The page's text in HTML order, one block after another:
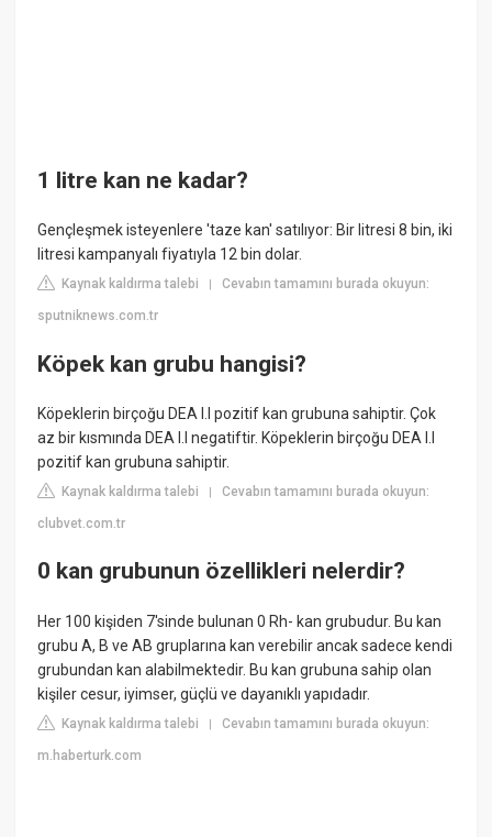
1 litre kan ne kadar?
Gençleşmek isteyenlere 'taze kan' satılıyor: Bir litresi 8 bin, iki
litresi kampanyalı fiyatıyla 12 bin dolar.
Kaynak kaldırma talebi |Cevabın tamamını burada okuyun:
sputniknews.com.tr
Köpek kan grubu hangisi?
Köpeklerin birçoğu DEA I.I pozitif kan grubuna sahiptir. Çok
az bir kısmında DEA I.I negatiftir. Köpeklerin birçoğu DEA I.I
pozitif kan grubuna sahiptir.
Kaynak kaldırma talebi |Cevabın tamamını burada okuyun:
clubvet.com.tr
0 kan grubunun özellikleri nelerdir?
Her 100 kişiden 7'sinde bulunan 0 Rh- kan grubudur. Bu kan
grubu A, B ve AB gruplarına kan verebilir ancak sadece kendi
grubundan kan alabilmektedir. Bu kan grubuna sahip olan
kişiler cesur, iyimser, güçlü ve dayanıklı yapıdadır.
Kaynak kaldırma talebi |Cevabın tamamını burada okuyun:
m.haberturk.com